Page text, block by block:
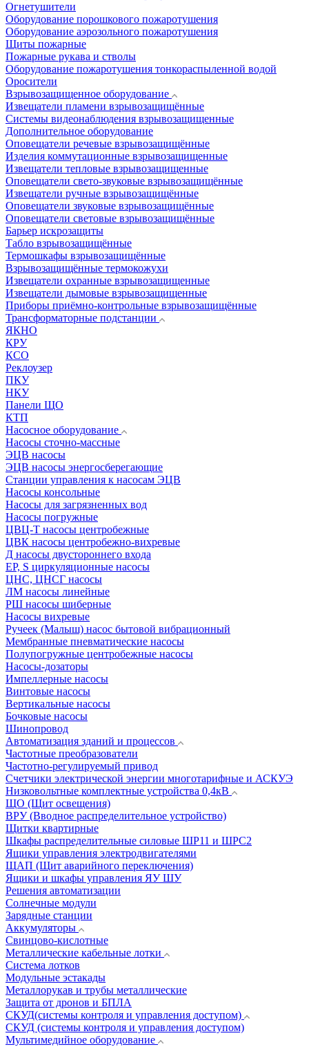
Огнетушители
Оборудование порошкового пожаротушения
Оборудование аэрозольного пожаротушения
Щиты пожарные
Пожарные рукава и стволы
Оборудование пожаротушения тонкораспыленной водой
Оросители
Взрывозащищенное оборудование
Извещатели пламени взрывозащищённые
Системы видеонаблюдения взрывозащищенные
Дополнительное оборудование
Оповещатели речевые взрывозащищённые
Изделия коммутационные взрывозащищенные
Извещатели тепловые взрывозащищенные
Оповещатели свето-звуковые взрывозащищённые
Извещатели ручные взрывозащищённые
Оповещатели звуковые взрывозащищённые
Оповещатели световые взрывозащищённые
Барьер искрозащиты
Табло взрывозащищённые
Термошкафы взрывозащищённые
Взрывозащищённые термокожухи
Извещатели охранные взрывозащищенные
Извещатели дымовые взрывозащищенные
Приборы приёмно-контрольные взрывозащищённые
Трансформаторные подстанции
ЯКНО
КРУ
КСО
Реклоузер
ПКУ
НКУ
Панели ЩО
КТП
Насосное оборудование
Насосы сточно-массные
ЭЦВ насосы
ЭЦВ насосы энергосберегающие
Станции управления к насосам ЭЦВ
Насосы консольные
Насосы для загрязненных вод
Насосы погружные
ЦВЦ-Т насосы центробежные
ЦВК насосы центробежно-вихревые
Д насосы двустороннего входа
EP, S циркуляционные насосы
ЦНС, ЦНСГ насосы
ЛМ насосы линейные
РШ насосы шиберные
Насосы вихревые
Ручеек (Малыш) насос бытовой вибрационный
Мембранные пневматические насосы
Полупогружные центробежные насосы
Насосы-дозаторы
Импеллерные насосы
Винтовые насосы
Вертикальные насосы
Бочковые насосы
Шинопровод
Автоматизация зданий и процессов
Частотные преобразователи
Частотно-регулируемый привод
Счетчики электрической энергии многотарифные и АСКУЭ
Низковольтные комплектные устройства 0,4кВ
ЩО (Щит освещения)
ВРУ (Вводное распределительное устройство)
Щитки квартирные
Шкафы распределительные силовые ШР11 и ШРС2
Ящики управления электродвигателями
ЩАП (Щит аварийного переключения)
Ящики и шкафы управления ЯУ ШУ
Решения автоматизации
Солнечные модули
Зарядные станции
Аккумуляторы
Свинцово-кислотные
Металлические кабельные лотки
Система лотков
Модульные эстакады
Металлорукав и трубы металлические
Защита от дронов и БПЛА
СКУД(системы контроля и управления доступом)
СКУД (системы контроля и управления доступом)
Мультимедийное оборудование